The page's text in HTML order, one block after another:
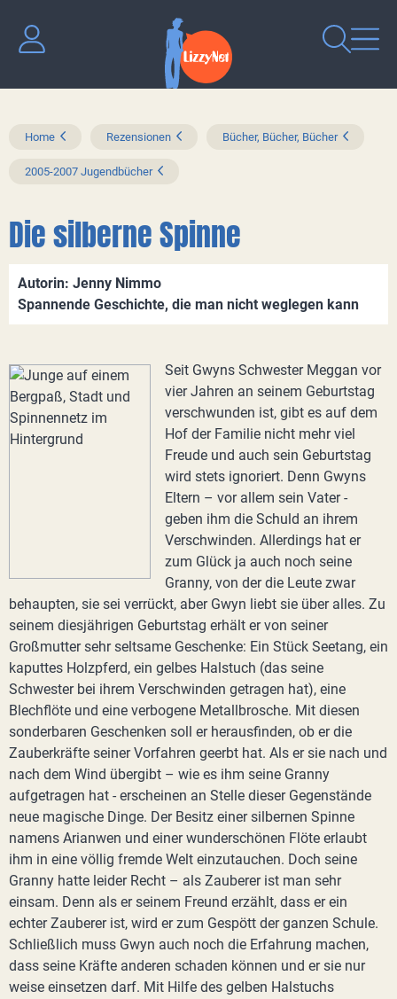
Home Rezensionen Bücher, Bücher, Bücher
2005-2007 Jugendbücher
Die silberne Spinne
Autorin: Jenny Nimmo
Spannende Geschichte, die man nicht weglegen kann
Seit Gwyns Schwester Meggan vor
vier Jahren an seinem Geburtstag
verschwunden ist, gibt es auf dem
Hof der Familie nicht mehr viel
Freude und auch sein Geburtstag
wird stets ignoriert. Denn Gwyns
Eltern – vor allem sein Vater -
geben ihm die Schuld an ihrem
Verschwinden. Allerdings hat er
zum Glück ja auch noch seine
Granny, von der die Leute zwar
behaupten, sie sei verrückt, aber Gwyn liebt sie über alles. Zu
seinem diesjährigen Geburtstag erhält er von seiner
Großmutter sehr seltsame Geschenke: Ein Stück Seetang, ein
kaputtes Holzpferd, ein gelbes Halstuch (das seine
Schwester bei ihrem Verschwinden getragen hat), eine
Blechflöte und eine verbogene Metallbrosche. Mit diesen
sonderbaren Geschenken soll er herausfinden, ob er die
Zauberkräfte seiner Vorfahren geerbt hat. Als er sie nach und
nach dem Wind übergibt – wie es ihm seine Granny
aufgetragen hat - erscheinen an Stelle dieser Gegenstände
neue magische Dinge. Der Besitz einer silbernen Spinne
namens Arianwen und einer wunderschönen Flöte erlaubt
ihm in eine völlig fremde Welt einzutauchen. Doch seine
Granny hatte leider Recht – als Zauberer ist man sehr
einsam. Denn als er seinem Freund erzählt, dass er ein
echter Zauberer ist, wird er zum Gespött der ganzen Schule.
Schließlich muss Gwyn auch noch die Erfahrung machen,
dass seine Kräfte anderen schaden können und er sie nur
weise einsetzen darf. Mit Hilfe des gelben Halstuchs